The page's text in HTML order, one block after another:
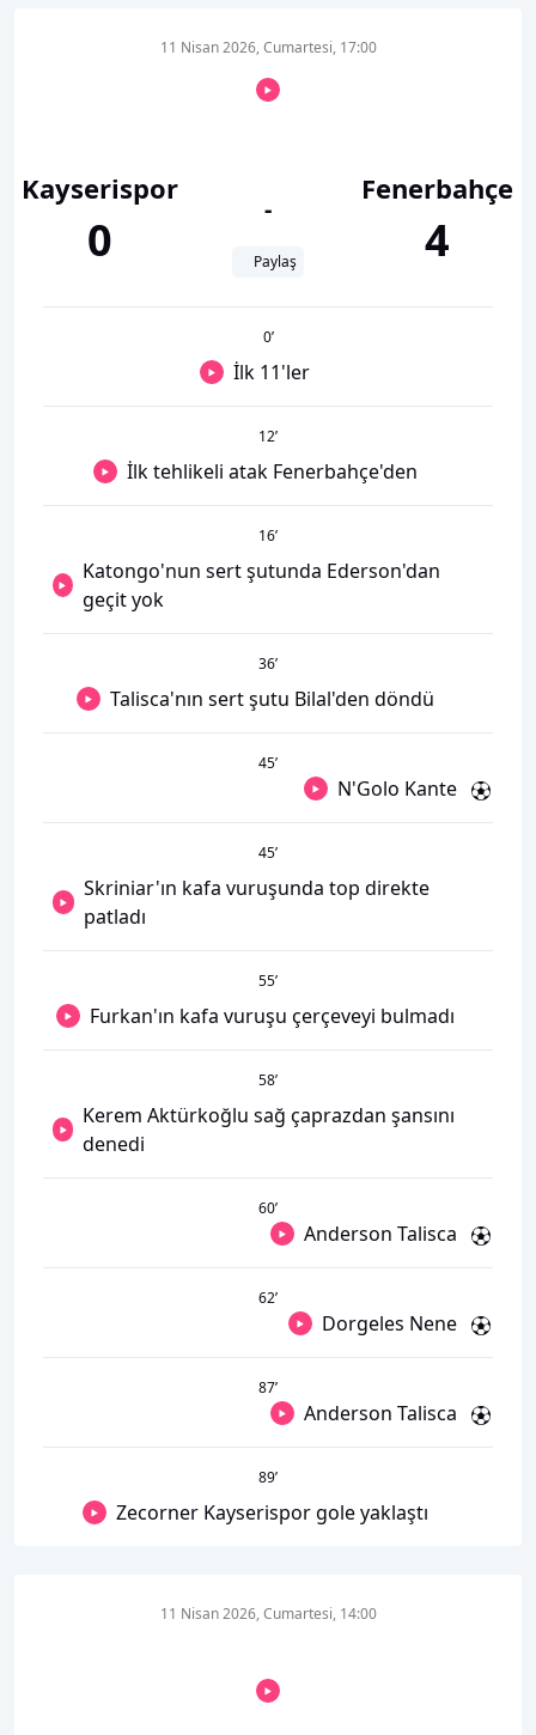
Kayserispor
0
11 Nisan 2026, Cumartesi, 17:00
-
Paylaş
Fenerbahçe
4
0’
İlk 11'ler
12’
İlk tehlikeli atak Fenerbahçe'den
16’
Katongo'nun sert şutunda Ederson'dan
geçit yok
36’
Talisca'nın sert şutu Bilal'den döndü
45’
N'Golo Kante
45’
Skriniar'ın kafa vuruşunda top direkte
patladı
55’
Furkan'ın kafa vuruşu çerçeveyi bulmadı
58’
Kerem Aktürkoğlu sağ çaprazdan şansını
denedi
60’
Anderson Talisca
62’
Dorgeles Nene
87’
Anderson Talisca
89’
Zecorner Kayserispor gole yaklaştı
11 Nisan 2026, Cumartesi, 14:00